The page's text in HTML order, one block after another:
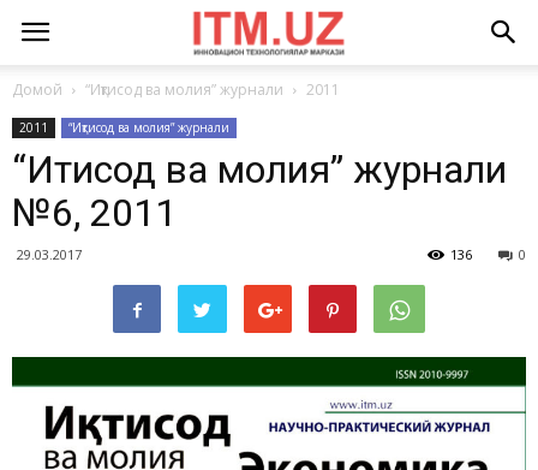
Домой “Иқтисод ва молия” журнали 2011
2011 “Иқтисод ва молия” журнали
“Иқтисод ва молия” журнали
№6, 2011
29.03.2017 0
136